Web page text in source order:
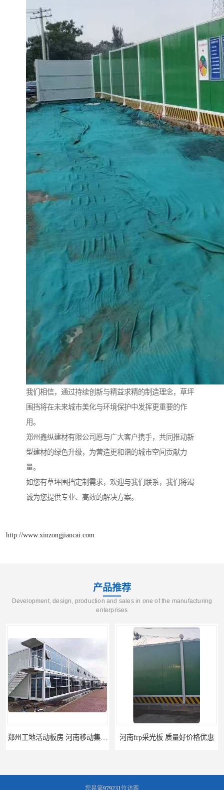
我们相信，通过持续创新与精益求精的制造理念，草坪
围挡将在未来城市美化与环境保护中发挥更重要的作
用。
郑州鑫纵建材有限公司愿与广大客户携手，共同推动新
型建材的绿色升级，为营造更和谐的城市空间贡献力
量。
如您有草坪围挡定制需求，欢迎与我们联系，我们将竭
诚为您提供专业、高效的解决方案。
http://www.xinzongjiancai.com
产品推荐
Development, design, production and sales in one of the manufacturing
enterprises
河南frp采光板 质量好价格优惠
您是第979231位访客